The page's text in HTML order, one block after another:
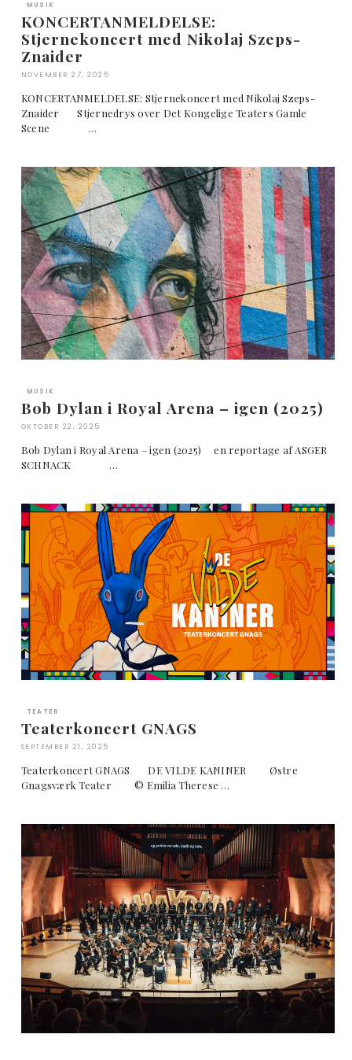
MUSIK
KONCERTANMELDELSE:
Stjernekoncert med Nikolaj Szeps-
Znaider
NOVEMBER 27, 2025
KONCERTANMELDELSE: Stjernekoncert med Nikolaj Szeps-
Znaider Stjernedrys over Det Kongelige Teaters Gamle
Scene …
MUSIK
Bob Dylan i Royal Arena – igen (2025)
OKTOBER 22, 2025
Bob Dylan i Royal Arena – igen (2025) en reportage af ASGER
SCHNACK …
TEATER
Teaterkoncert GNAGS
SEPTEMBER 21, 2025
Teaterkoncert GNAGS DE VILDE KANINER Østre
Gnagsværk Teater © Emilia Therese …